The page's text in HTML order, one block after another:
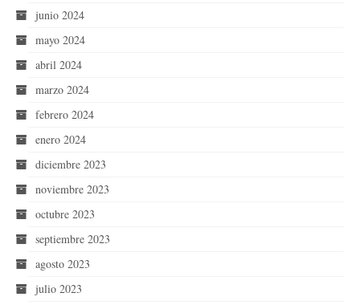
junio 2024
mayo 2024
abril 2024
marzo 2024
febrero 2024
enero 2024
diciembre 2023
noviembre 2023
octubre 2023
septiembre 2023
agosto 2023
julio 2023